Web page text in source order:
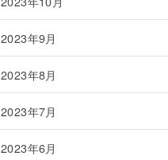
2023年9月
2023年8月
2023年7月
2023年6月